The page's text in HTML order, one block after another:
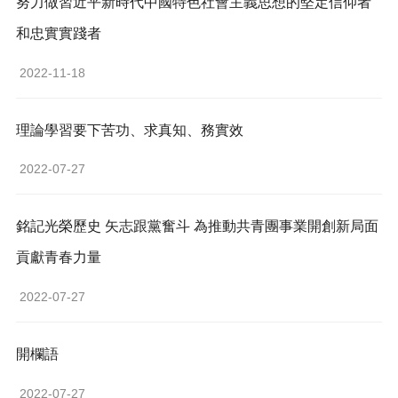
和忠實實踐者
2022-11-18
理論學習要下苦功、求真知、務實效
2022-07-27
銘記光榮歷史 矢志跟黨奮斗 為推動共青團事業開創新局面
貢獻青春力量
2022-07-27
開欄語
2022-07-27